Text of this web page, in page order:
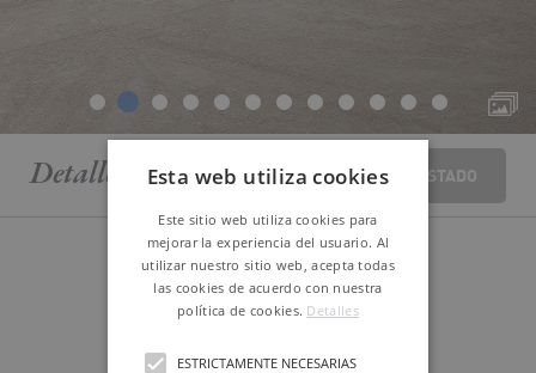
Detalle piezas VOLVER AL LISTADO
MÁS DATOS TÉCNICOS
Esta web utiliza cookies
Este sitio web utiliza cookies para
mejorar la experiencia del usuario. Al
utilizar nuestro sitio web, acepta todas
las cookies de acuerdo con nuestra
política de cookies. Detalles
ESTRICTAMENTE NECESARIAS